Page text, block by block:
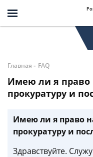
Главная - FAQ
Имею ли я право
прокуратуру и
Имею ли я право
прокуратуру и
Здравствуйте.